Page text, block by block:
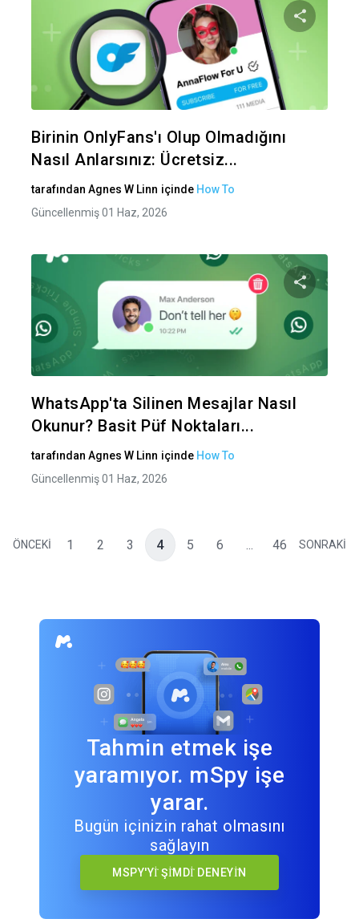
Bu
Birinin OnlyFans'ı Olup Olmadığını
Nasıl Anlarsınız: Ücretsiz...
tarafından Agnes W Linn içinde How To
Güncellenmiş 01 Haz, 2026
Bu
WhatsApp'ta Silinen Mesajlar Nasıl
Okunur? Basit Püf Noktaları...
tarafından Agnes W Linn içinde How To
Güncellenmiş 01 Haz, 2026
ÖNCEKİ 1 2 3 4 5 6 ... 46 SONRAKİ
Tahmin etmek işe
yaramıyor. mSpy işe
yarar.
Bugün içinizin rahat olmasını
sağlayın
MSPY'Yİ ŞİMDİ DENEYİN